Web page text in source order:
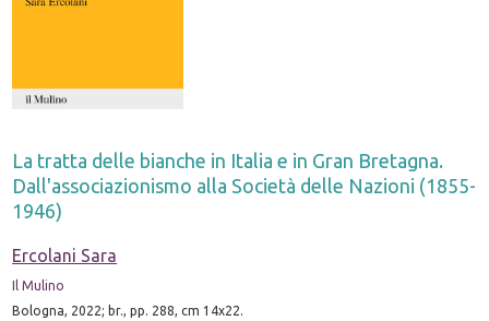
La tratta delle bianche in Italia e in Gran Bretagna.
Dall'associazionismo alla Società delle Nazioni (1855-
1946)
Ercolani Sara
Il Mulino
Bologna, 2022; br., pp. 288, cm 14x22.